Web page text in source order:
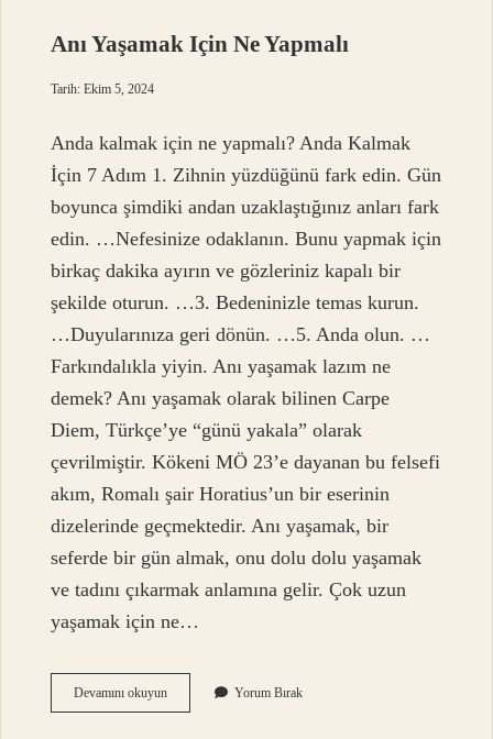
Anı Yaşamak Için Ne Yapmalı
Tarih: Ekim 5, 2024
Anda kalmak için ne yapmalı? Anda Kalmak
İçin 7 Adım 1. Zihnin yüzdüğünü fark edin. Gün
boyunca şimdiki andan uzaklaştığınız anları fark
edin. …Nefesinize odaklanın. Bunu yapmak için
birkaç dakika ayırın ve gözleriniz kapalı bir
şekilde oturun. …3. Bedeninizle temas kurun.
…Duyularınıza geri dönün. …5. Anda olun. …
Farkındalıkla yiyin. Anı yaşamak lazım ne
demek? Anı yaşamak olarak bilinen Carpe
Diem, Türkçe’ye “günü yakala” olarak
çevrilmiştir. Kökeni MÖ 23’e dayanan bu felsefi
akım, Romalı şair Horatius’un bir eserinin
dizelerinde geçmektedir. Anı yaşamak, bir
seferde bir gün almak, onu dolu dolu yaşamak
ve tadını çıkarmak anlamına gelir. Çok uzun
yaşamak için ne…
Devamını okuyunAnı
Yaşamak
Yorum Bırak